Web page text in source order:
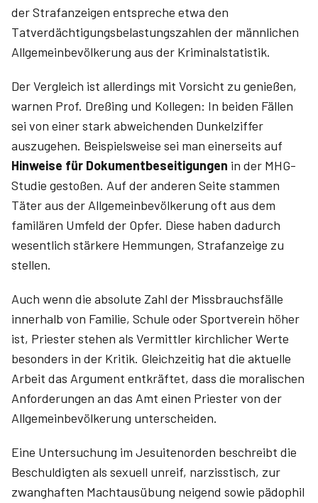
der Strafanzeigen entspreche etwa den
Tatverdächtigungsbelastungszahlen der männlichen
Allgemeinbevölkerung aus der Kriminalstatistik.
Der Vergleich ist allerdings mit Vorsicht zu genießen,
warnen Prof. Dreßing und Kollegen: In beiden Fällen
sei von einer stark abweichenden Dunkelziffer
auszugehen. Beispielsweise sei man einerseits auf
Hinweise für Dokumentbeseitigungen in der MHG-
Studie gestoßen. Auf der anderen Seite stammen
Täter aus der Allgemeinbevölkerung oft aus dem
familären Umfeld der Opfer. Diese haben dadurch
wesentlich stärkere Hemmungen, Strafanzeige zu
stellen.
Auch wenn die absolute Zahl der Missbrauchsfälle
innerhalb von Familie, Schule oder Sportverein höher
ist, Priester stehen als Vermittler kirchlicher Werte
besonders in der Kritik. Gleichzeitig hat die aktuelle
Arbeit das Argument entkräftet, dass die moralischen
Anforderungen an das Amt einen Priester von der
Allgemeinbevölkerung unterscheiden.
Eine Untersuchung im Jesuitenorden beschreibt die
Beschuldigten als sexuell unreif, narzisstisch, zur
zwanghaften Machtausübung neigend sowie pädophil